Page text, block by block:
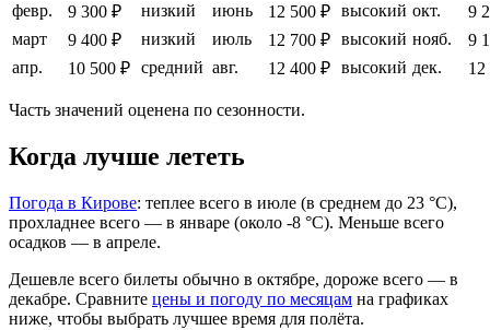
февр.
9 300 ₽ низкий июнь 12 500 ₽ высокий окт.
9
март
9 400 ₽ низкий июль 12 700 ₽ высокий нояб.
9
апр.
10 500 ₽ средний авг. 12 400 ₽ высокий дек. 12
Часть значений оценена по сезонности.
Когда лучше лететь
Погода в Кирове: теплее всего в июле (в среднем до 23 °C),
прохладнее всего — в январе (около -8 °C). Меньше всего
осадков — в апреле.
Дешевле всего билеты обычно в октябре, дороже всего — в
декабре. Сравните цены и погоду по месяцам на графиках
ниже, чтобы выбрать лучшее время для полёта.